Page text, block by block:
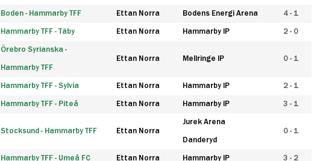
Boden - Hammarby TFF Ettan Norra Bodens Energi Arena 4 - 1
Hammarby TFF - Täby Ettan Norra Hammarby IP 2 - 0
Örebro Syrianska -
Hammarby TFF
Ettan Norra Mellringe IP 0 - 1
Hammarby TFF - Sylvia Ettan Norra Hammarby IP 2 - 1
Hammarby TFF - Piteå Ettan Norra Hammarby IP 3 - 1
Stocksund - Hammarby TFF Ettan Norra
Jurek Arena
Danderyd
0 - 1
Hammarby TFF - Umeå FC Ettan Norra Hammarby IP 3 - 2